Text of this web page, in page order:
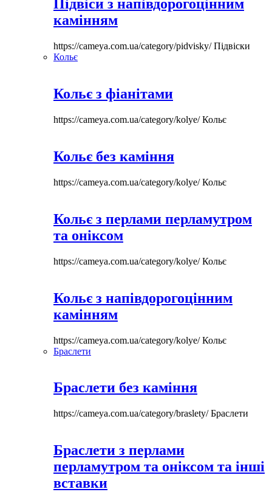
Підвіси з напівдорогоцінним
камінням
https://cameya.com.ua/category/pidvisky/Підвіски
Кольє
Кольє з фіанітами
https://cameya.com.ua/category/kolye/Кольє
Кольє без каміння
https://cameya.com.ua/category/kolye/Кольє
Кольє з перлами перламутром
та оніксом
https://cameya.com.ua/category/kolye/Кольє
Кольє з напівдорогоцінним
камінням
https://cameya.com.ua/category/kolye/Кольє
Браслети
Браслети без каміння
https://cameya.com.ua/category/braslety/Браслети
Браслети з перлами
перламутром та оніксом та інші
вставки